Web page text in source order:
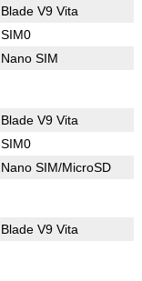
Blade V9 Vita
SIM0
Nano SIM
Blade V9 Vita
SIM0
Nano SIM/MicroSD
Blade V9 Vita